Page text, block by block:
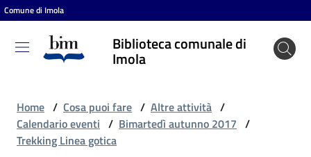
Vai al contenuto
Vai alla navigazione
Vai al footer
Comune di Imola
Biblioteca comunale di
Imola
Biblioteca
comunale
Home / Cosa puoi fare / Altre attività /
Calendario eventi / Bimartedì autunno 2017 /
Trekking Linea gotica